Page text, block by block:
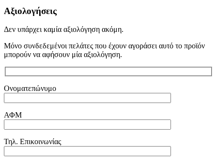
Αξιολογήσεις
Δεν υπάρχει καμία αξιολόγηση ακόμη.
Μόνο συνδεδεμένοι πελάτες που έχουν αγοράσει αυτό το προϊόν
μπορούν να αφήσουν μία αξιολόγηση.
Ονοματεπώνυμο
ΑΦΜ
Τηλ. Επικοινωνίας